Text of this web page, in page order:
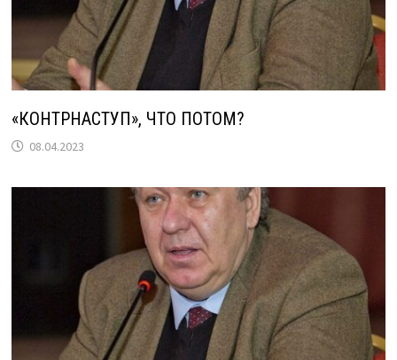
«КОНТРНАСТУП», ЧТО ПОТОМ?
08.04.2023